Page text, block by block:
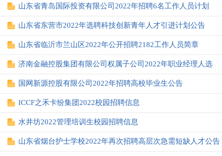
山东省青岛国际投资有限公司2022年招聘6名工作人员计划
山东省东营市2022年选聘科技创新青年人才引进计划公告
山东省临沂市兰山区2022年公开招聘2182工作人员简章
济南金融控股集团有限公司权属子公司2022年职业经理人选
国网新源控股有限公司2022年招聘高校毕业生公告
ICCF之禾卡纷集团2022校园招聘信息
水井坊2022管理培训生校园招聘信息
山东省烟台护士学校2022年再次招聘高层次急需短缺人才公告